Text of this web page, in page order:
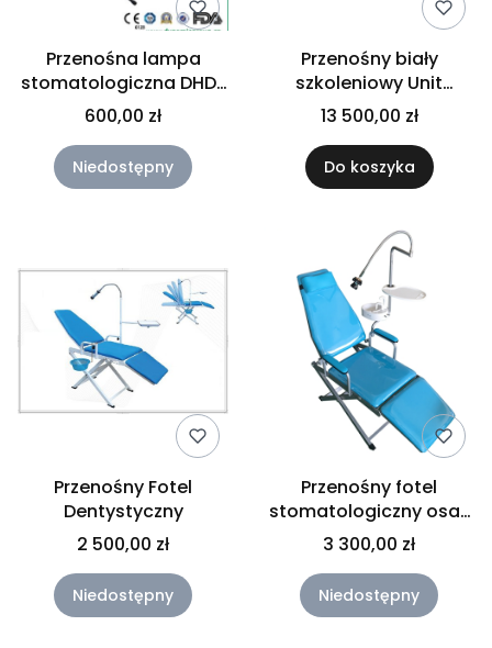
Przenośna lampa
stomatologiczna DHD-
20
600,00 zł
Niedostępny
Przenośny biały
szkoleniowy Unit
Dentystyczny z
wyposażeniem
NOWOŚĆ
13 500,00 zł
Do koszyka
Przenośny Fotel
Dentystyczny
2 500,00 zł
Niedostępny
Przenośny fotel
stomatologiczny osa-
f188
3 300,00 zł
Niedostępny